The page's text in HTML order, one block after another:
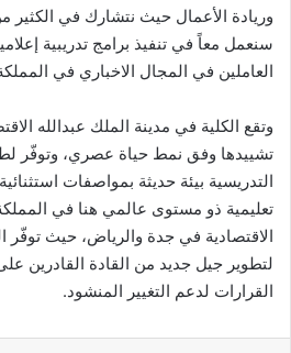
وريادة الأعمال حيث نتشارك في الكثير
سنعمل معاً في تنفيذ برامج تدريبية
العاملين في المجال الاخباري في
وتقع الكلية في مدينة الملك عبدالله
تشييدها وفق نمط حياة عصري، وتوفّر
التدريسية بيئة حديثة بمواصفات
تعليمية ذو مستوى عالمي هنا في
الاقتصادية في جدة والرياض، حيث توفّر
لتطوير جيل جديد من القادة القادرين على
القرارات لدعم التغيير المنشود.